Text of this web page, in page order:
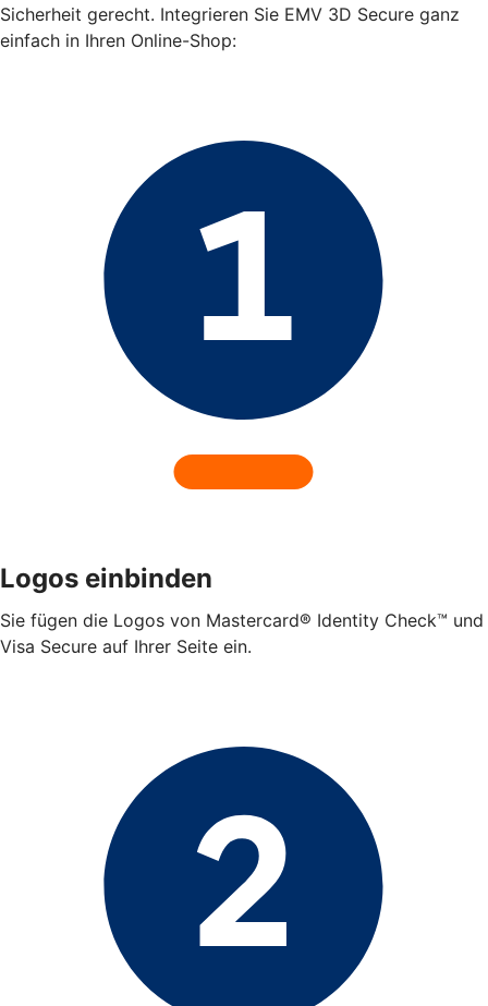
Sicherheit gerecht. Integrieren Sie EMV 3D Secure ganz
einfach in Ihren Online-Shop:
Logos einbinden
Sie fügen die Logos von Mastercard® Identity Check™ und
Visa Secure auf Ihrer Seite ein.